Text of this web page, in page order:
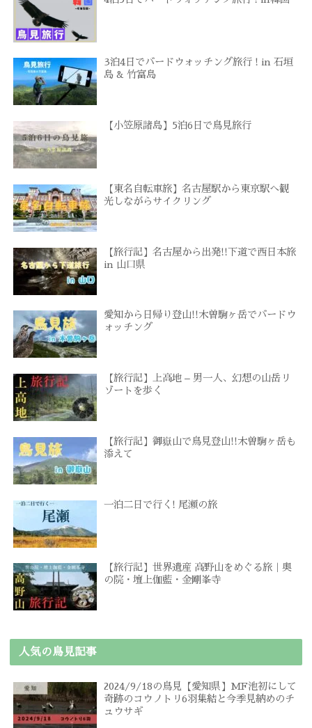
3泊4日でバードウォッチング旅行 ! in 石垣
島 & 竹富島
【小笠原諸島】5泊6日で鳥見旅行
【東名自転車旅】名古屋駅から東京駅へ観
光しながらサイクリング
【旅行記】名古屋から出発!!下道で西日本旅
in 山口県
愛知から日帰り登山!!木曽駒ヶ岳でバードウ
ォッチング
【旅行記】上高地 – 男一人、幻想の山岳リ
ゾートを歩く
【旅行記】御嶽山で鳥見登山!!木曽駒ヶ岳も
添えて
一泊二日で行く! 尾瀬の旅
【旅行記】世界遺産 高野山をめぐる旅｜奥
の院・壇上伽藍・金剛峯寺
人気の鳥見記事
2024/9/18の鳥見【愛知県】MF池初にして
奇跡のコウノトリ6羽集結と今季見納めのチ
ュウサギ